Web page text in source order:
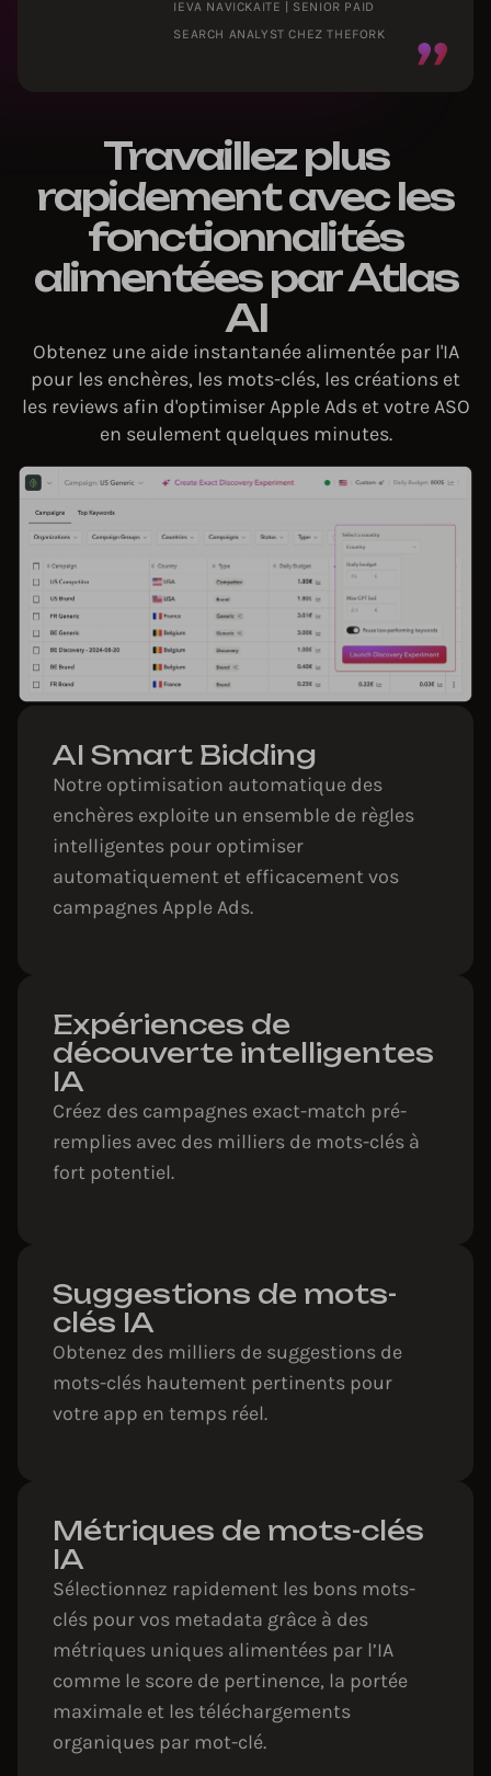
IEVA NAVICKAITE | SENIOR PAID
SEARCH ANALYST CHEZ THEFORK
Travaillez plus
rapidement avec les
fonctionnalités
alimentées par Atlas
AI
Obtenez une aide instantanée alimentée par l'IA
pour les enchères, les mots-clés, les créations et
les reviews afin d'optimiser Apple Ads et votre ASO
en seulement quelques minutes.
AI Smart Bidding
Notre optimisation automatique des
enchères exploite un ensemble de règles
intelligentes pour optimiser
automatiquement et efficacement vos
campagnes Apple Ads.
Expériences de
découverte intelligentes
IA
Créez des campagnes exact-match pré-
remplies avec des milliers de mots-clés à
fort potentiel.
Suggestions de mots-
clés IA
Obtenez des milliers de suggestions de
mots-clés hautement pertinents pour
votre app en temps réel.
Métriques de mots-clés
IA
Sélectionnez rapidement les bons mots-
clés pour vos metadata grâce à des
métriques uniques alimentées par l’IA
comme le score de pertinence, la portée
maximale et les téléchargements
organiques par mot-clé.